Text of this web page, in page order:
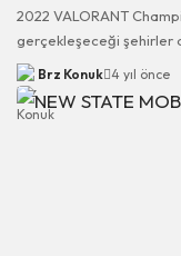
2022 VALORANT
gerçekleşeceği şehirler
Brz Konuk 4 yıl önce